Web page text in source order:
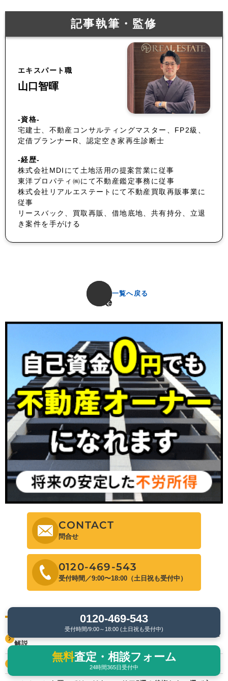
記事執筆・監修
エキスパート職
山口智暉
-資格-
宅建士、不動産コンサルティングマスター、FP2級、
定借プランナーR、認定空き家再生診断士
-経歴-
株式会社MDIにて土地活用の提案営業に従事
東洋プロパティ㈱にて不動産鑑定事務に従事
株式会社リアルエステートにて不動産買取再販事業に
従事
リースバック、買取再販、借地底地、共有持分、立退
き案件を手がける
一覧へ戻る
CONTACT
問合せ
0120-469-543
受付時間／9:00〜18:00（土日祝も受付中）
税金が高すぎて払えない場合の対処法は？利用できる支援制度を
解説
固定資産税評価額から土地価格を逆算する方法を解説
0120-469-543
受付時間/9:00～18:00 (土日祝も受付中)
無料査定・相談フォーム
24時間365日受付中